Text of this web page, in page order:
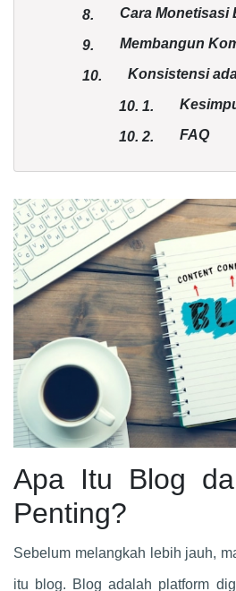
8. Cara Monetisasi
9. Membangun
10. Konsistensi
10. 1.
10. 2. FAQ
Apa Itu Blog
Penting?
Sebelum melangkah lebih jauh,
itu blog. Blog adalah platform